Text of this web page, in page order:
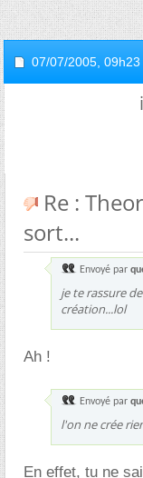
07/07/2005, 09h23
Re :
sort...
Envoyé par
je te rassure
création...lol
Ah !
Envoyé par
l'on ne crée
En effet, tu ne